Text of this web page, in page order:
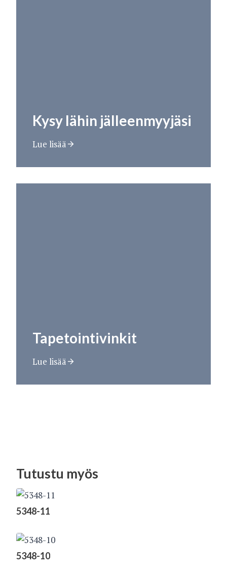
Kysy lähin jälleenmyyjäsi
Lue lisää
Tapetointivinkit
Lue lisää
Tutustu myös
5348-11
5348-10